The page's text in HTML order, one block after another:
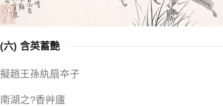
(六) 含英蓄艷
擬趙王孫紈扇夲子
南湖之?香艸廬